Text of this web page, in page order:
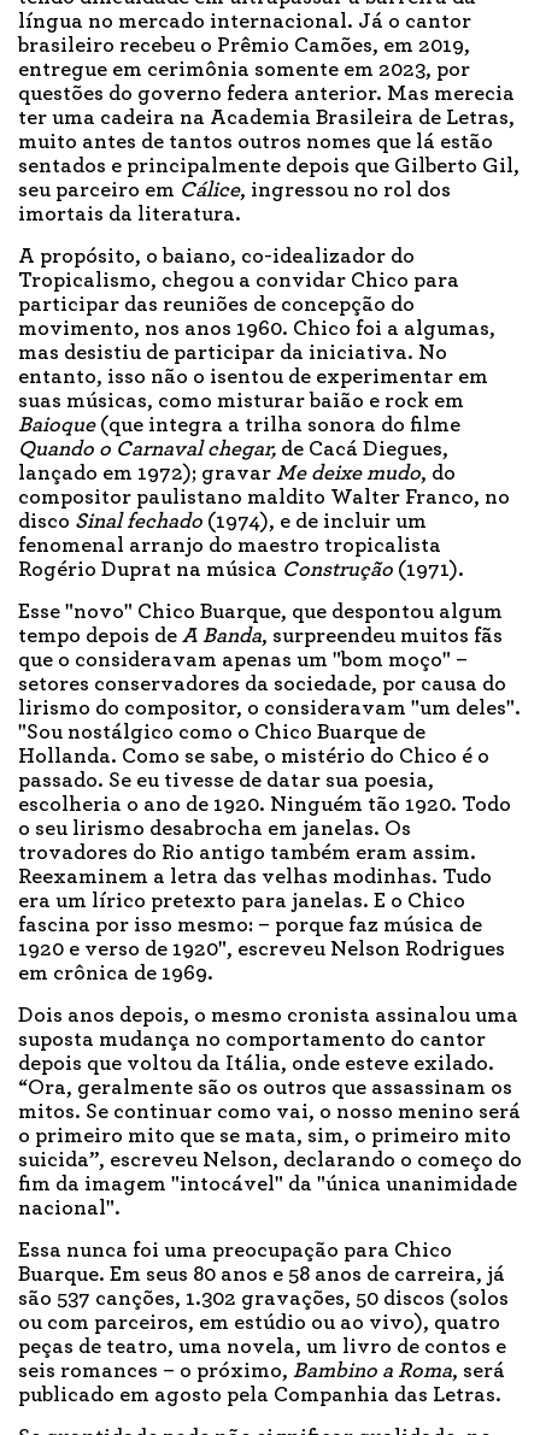
língua no mercado internacional. Já o cantor
brasileiro recebeu o Prêmio Camões, em 2019,
entregue em cerimônia somente em 2023, por
questões do governo federa anterior. Mas merecia
ter uma cadeira na Academia Brasileira de Letras,
muito antes de tantos outros nomes que lá estão
sentados e principalmente depois que Gilberto Gil,
seu parceiro em Cálice, ingressou no rol dos
imortais da literatura.
A propósito, o baiano, co-idealizador do
Tropicalismo, chegou a convidar Chico para
participar das reuniões de concepção do
movimento, nos anos 1960. Chico foi a algumas,
mas desistiu de participar da iniciativa. No
entanto, isso não o isentou de experimentar em
suas músicas, como misturar baião e rock em
Baioque(que integra a trilha sonora do filme
Quando o Carnaval chegar, de Cacá Diegues,
lançado em 1972); gravar Me deixe mudo, do
compositor paulistano maldito Walter Franco, no
disco Sinal fechado (1974), e de incluir um
fenomenal arranjo do maestro tropicalista
Rogério Duprat na música Construção (1971).
Esse "novo" Chico Buarque, que despontou algum
tempo depois de A Banda, surpreendeu muitos fãs
que o consideravam apenas um "bom moço" –
setores conservadores da sociedade, por causa do
lirismo do compositor, o consideravam "um deles".
"Sou nostálgico como o Chico Buarque de
Hollanda. Como se sabe, o mistério do Chico é o
passado. Se eu tivesse de datar sua poesia,
escolheria o ano de 1920. Ninguém tão 1920. Todo
o seu lirismo desabrocha em janelas. Os
trovadores do Rio antigo também eram assim.
Reexaminem a letra das velhas modinhas. Tudo
era um lírico pretexto para janelas. E o Chico
fascina por isso mesmo: – porque faz música de
1920 e verso de 1920", escreveu Nelson Rodrigues
em crônica de 1969.
Dois anos depois, o mesmo cronista assinalou uma
suposta mudança no comportamento do cantor
depois que voltou da Itália, onde esteve exilado.
“Ora, geralmente são os outros que assassinam os
mitos. Se continuar como vai, o nosso menino será
o primeiro mito que se mata, sim, o primeiro mito
suicida”, escreveu Nelson, declarando o começo do
fim da imagem "intocável" da "única unanimidade
nacional".
Essa nunca foi uma preocupação para Chico
Buarque. Em seus 80 anos e 58 anos de carreira, já
são 537 canções, 1.302 gravações, 50 discos (solos
ou com parceiros, em estúdio ou ao vivo), quatro
peças de teatro, uma novela, um livro de contos e
seis romances – o próximo, Bambino a Roma, será
publicado em agosto pela Companhia das Letras.